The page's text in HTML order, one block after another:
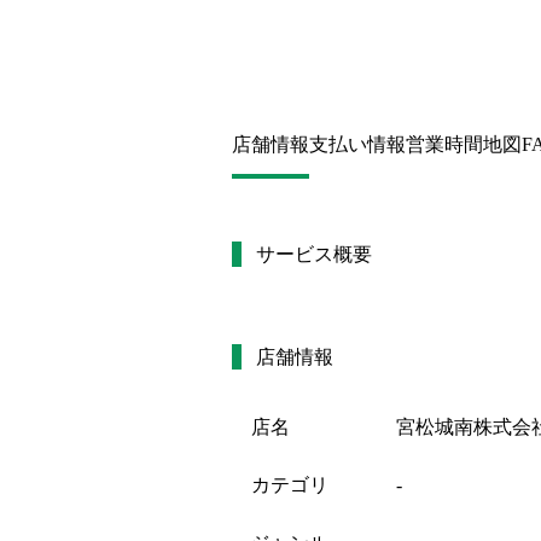
店舗情報支払い情報営業時間地図
サービス概要
店舗情報
店名 宮松城南株式会
カテゴリ -